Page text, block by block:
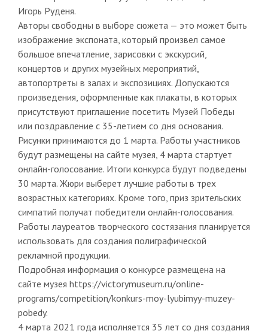
Игорь Руденя.
Авторы свободны в выборе сюжета — это может быть
изображение экспоната, который произвел самое
большое впечатление, зарисовки с экскурсий,
концертов и других музейных мероприятий,
автопортреты в залах и экспозициях. Допускаются
произведения, оформленные как плакаты, в которых
присутствуют приглашение посетить Музей Победы
или поздравление с 35-летием со дня основания.
Рисунки принимаются до 1 марта. Работы участников
будут размещены на сайте музея, 4 марта стартует
онлайн-голосование. Итоги конкурса будут подведены
30 марта. Жюри выберет лучшие работы в трех
возрастных категориях. Кроме того, приз зрительских
симпатий получат победители онлайн-голосования.
Работы лауреатов творческого состязания планируется
использовать для создания полиграфической
рекламной продукции.
Подробная информация о конкурсе размещена на
сайте музея https://victorymuseum.ru/online-
programs/competition/konkurs-moy-lyubimyy-muzey-
pobedy.
4 марта 2021 года исполняется 35 лет со дня создания